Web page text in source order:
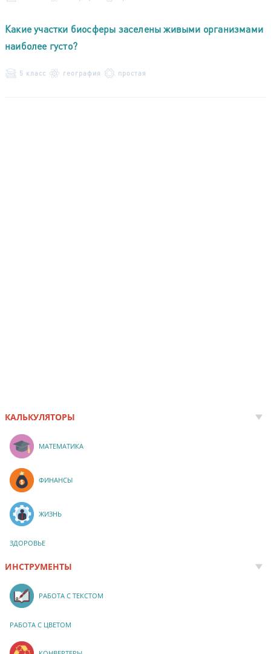
Какие участки биосферы заселены живыми организмами
наиболее густо?
5 класс география простая
КАЛЬКУЛЯТОРЫ
МАТЕМАТИКА
ФИНАНСЫ
ЖИЗНЬ
ЗДОРОВЬЕ
ИНСТРУМЕНТЫ
РАБОТА С ТЕКСТОМ
РАБОТА С ЦВЕТОМ